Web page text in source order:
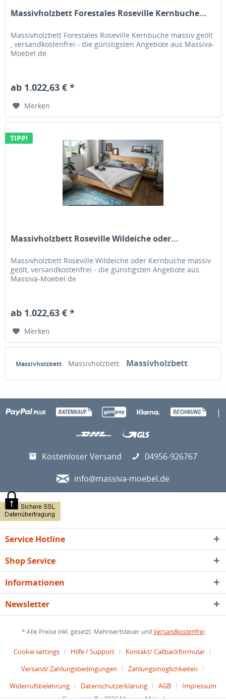
Massivholzbett Forestales Roseville Kernbuche...
Massivholzbett Forestales Roseville Kernbuche massiv geölt
, versandkostenfrei - die günstigsten Angebote aus Massiva-
Moebel.de
ab 1.022,63 € *
Merken
TIPP!
Massivholzbett Roseville Wildeiche oder...
Massivholzbett Roseville Wildeiche oder Kernbuche massiv
geölt, versandkostenfrei - die günstigsten Angebote aus
Massiva-Moebel.de
ab 1.022,63 € *
Merken
Massivholzbett Massivholzbett Massivholzbett
|
Kostenloser Versand
04956-926767
info@massiva-moebel.de
Service Hotline
Shop Service
Informationen
Newsletter
* Alle Preise inkl. gesetzl. Mehrwertsteuer undVersandkostenfrei
Cookie settings Hilfe / Support
Kontakt/ Callbackformular
Versand/ Zahlungsbedingungen
Zahlungsmöglichkeiten
Widerrufsbelehrung
Datenschutzerklärung AGB
Impressum